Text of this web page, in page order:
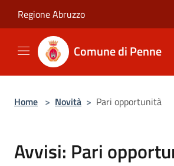
Regione Abruzzo
Comune di Penne
Home > Novità > Pari opportunità
Avvisi: Pari